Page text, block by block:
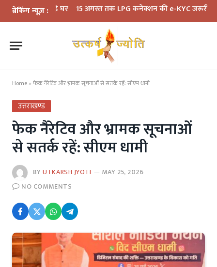
ब्रेकिंग न्यूज़ :
ने छोड़े घर 15 अगस्त तक LPG कनेक्शन की e-KYC जरूरी, नहीं कराने पर
Home » फेक नैरेटिव और भ्रामक सूचनाओं से सतर्क रहें: सीएम धामी
उत्तराखण्ड
फेक नैरेटिव और भ्रामक सूचनाओं
से सतर्क रहें: सीएम धामी
BYUTKARSH JYOTI
MAY 25, 2026
NO COMMENTS